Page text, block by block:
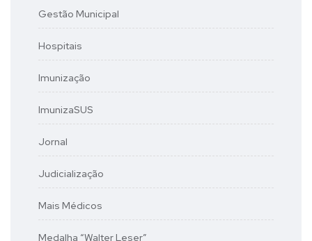
Gestão Municipal
Hospitais
Imunização
ImunizaSUS
Jornal
Judicialização
Mais Médicos
Medalha “Walter Leser”